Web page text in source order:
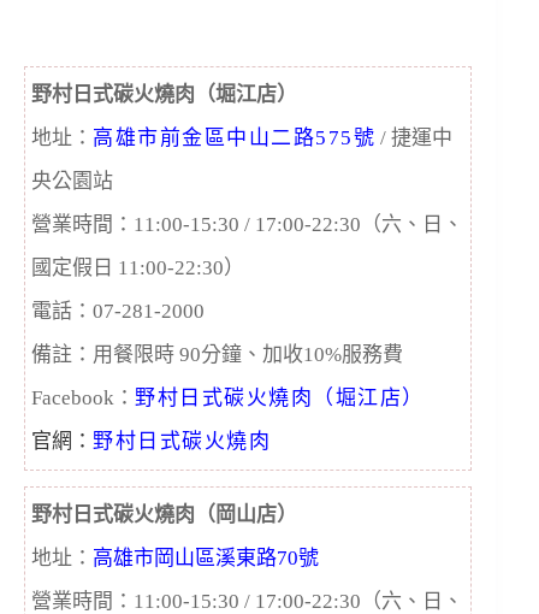
野村日式碳火燒肉（堀江店）
地址： 高雄市前金區中山二路575號 / 捷運中
央公園站
營業時間：11:00-15:30 / 17:00-22:30（六、日、
國定假日 11:00-22:30）
電話：07-281-2000
備註：用餐限時 90分鐘、加收10%服務費
Facebook： 野村日式碳火燒肉（堀江店）
官網： 野村日式碳火燒肉
野村日式碳火燒肉（岡山店）
地址： 高雄市岡山區溪東路70號
營業時間：11:00-15:30 / 17:00-22:30（六、日、